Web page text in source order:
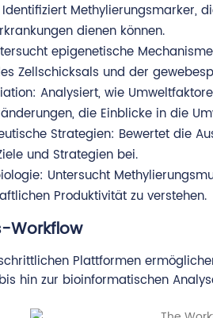
dienen können.
epigenetische
Zellschicksals und der
Analysiert, wie
die Einblicke in die
Strategien: Bewertet die
und Strategien bei.
Untersucht
Produktivität zu verstehen.
Workflow
Plattformen
hin zur bioinformatischen